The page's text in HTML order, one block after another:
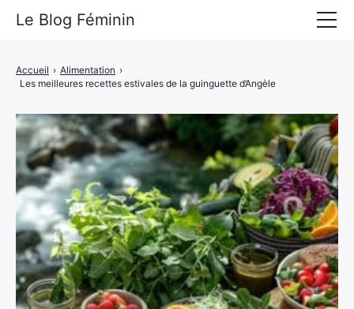
Accueil › Alimentation ›
Les meilleures recettes estivales de la guinguette d’Angèle
Le Blog Féminin
Alimentation
Mode
Beauté
Bien-être
Voyages
Déco & Maison
Amour